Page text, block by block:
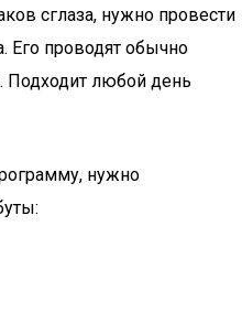
сглаза, нужно провести
Его проводят обычно
Подходит любой день
нужно